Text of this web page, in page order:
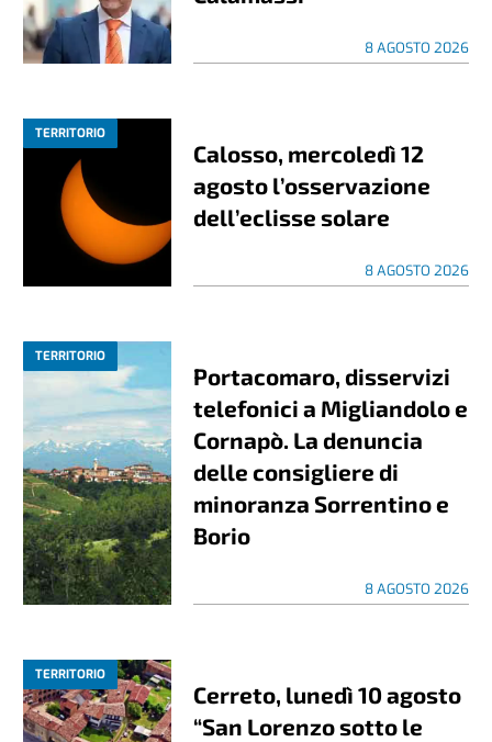
8 AGOSTO 2026
TERRITORIO
Calosso, mercoledì 12
agosto l’osservazione
dell’eclisse solare
8 AGOSTO 2026
TERRITORIO
Portacomaro, disservizi
telefonici a Migliandolo e
Cornapò. La denuncia
delle consigliere di
minoranza Sorrentino e
Borio
8 AGOSTO 2026
TERRITORIO
Cerreto, lunedì 10 agosto
“San Lorenzo sotto le